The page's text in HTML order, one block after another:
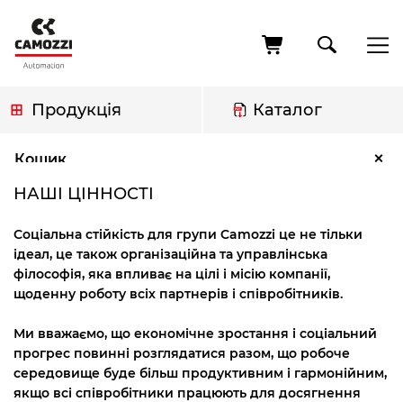
основного
вмісту
Продукція Каталог
Кошик ×
навіґації
НАШІ ЦІННОСТІ
Соціальна стійкість для групи Camozzi це не тільки
ідеал, це також організаційна та управлінська
філософія, яка впливає на цілі і місію компанії,
щоденну роботу всіх партнерів і співробітників.
Ми вважаємо, що економічне зростання і соціальний
прогрес повинні розглядатися разом, що робоче
середовище буде більш продуктивним і гармонійним,
якщо всі співробітники працюють для досягнення